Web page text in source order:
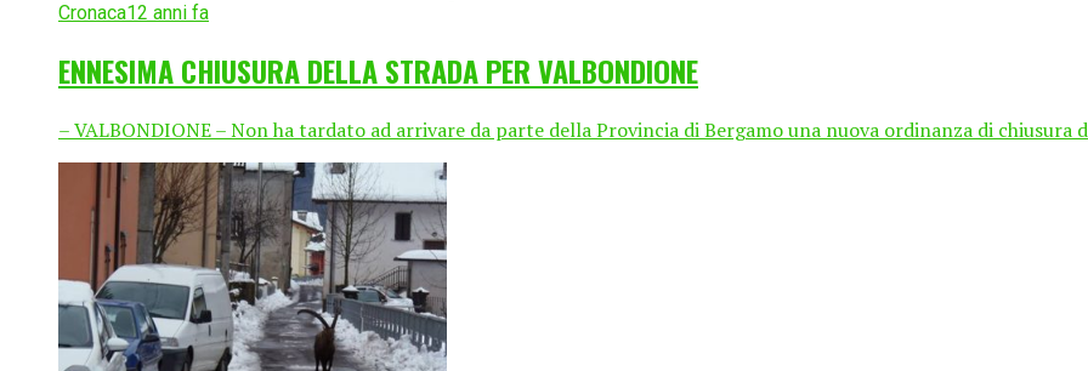
Cronaca12 anni fa
ENNESIMA CHIUSURA DELLA STRADA PER VALBONDIONE
– VALBONDIONE – Non ha tardato ad arrivare da parte della Provincia di Bergamo una nuova ordinanza di chiusura